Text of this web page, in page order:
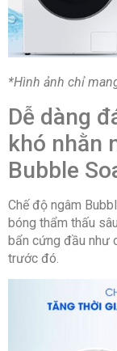
*Hình ảnh chỉ
Dễ dàng
khó nhằn
Bubble
Chế độ ngâm
bóng thẩm thấu
bẩn cứng đầu như
trước đó.